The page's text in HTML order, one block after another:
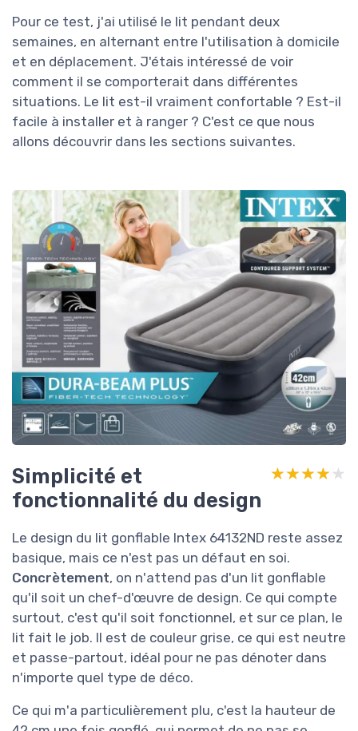
Pour ce test, j'ai utilisé le lit pendant deux
semaines, en alternant entre l'utilisation à domicile
et en déplacement. J'étais intéressé de voir
comment il se comporterait dans différentes
situations. Le lit est-il vraiment confortable ? Est-il
facile à installer et à ranger ? C'est ce que nous
allons découvrir dans les sections suivantes.
Simplicité et
fonctionnalité du design
★★★★★
★★★★★
Le design du lit gonflable Intex 64132ND reste assez
basique, mais ce n'est pas un défaut en soi.
Concrètement, on n'attend pas d'un lit gonflable
qu'il soit un chef-d'œuvre de design. Ce qui compte
surtout, c'est qu'il soit fonctionnel, et sur ce plan, le
lit fait le job. Il est de couleur grise, ce qui est neutre
et passe-partout, idéal pour ne pas dénoter dans
n'importe quel type de déco.
Ce qui m'a particulièrement plu, c'est la hauteur de